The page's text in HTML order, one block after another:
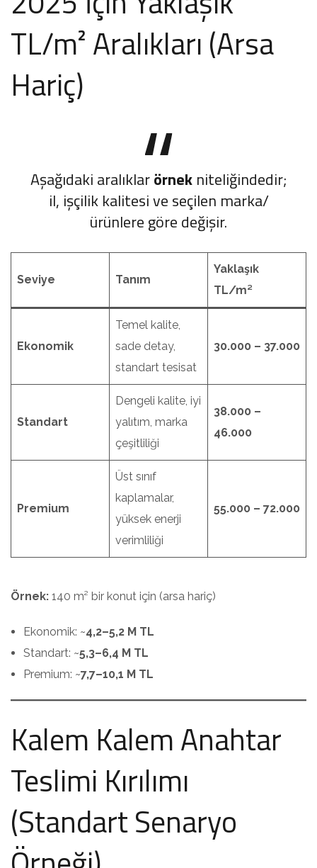
TL/m² Aralıkları (Arsa
Hariç)
Aşağıdaki aralıklarörnek niteliğindedir;
il, işçilik kalitesi ve seçilen marka/
ürünlere göre değişir.
Seviye Tanım
Yaklaşık
TL/m²
Ekonomik
Temel kalite,
sade detay,
standart tesisat
30.000 – 37.000
Standart
Dengeli kalite, iyi
yalıtım, marka
çeşitliliği
38.000 –
46.000
Premium
Üst sınıf
kaplamalar,
yüksek enerji
verimliliği
55.000 – 72.000
Örnek: 140 m² bir konut için (arsa hariç)
Ekonomik: ~4,2–5,2 M TL
Standart: ~5,3–6,4 M TL
Premium: ~7,7–10,1 M TL
Kalem Kalem Anahtar
Teslimi Kırılımı
(Standart Senaryo